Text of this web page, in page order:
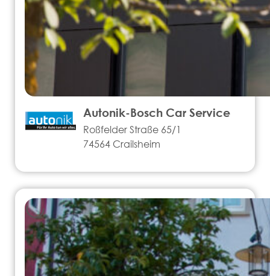
Autonik-Bosch Car Service
Roßfelder Straße 65/1
74564 Crailsheim